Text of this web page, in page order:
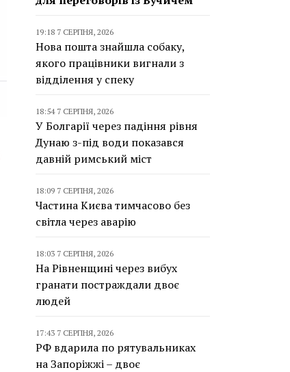
19:18 7 СЕРПНЯ, 2026
Нова пошта знайшла собаку,
якого працівники вигнали з
відділення у спеку
18:54 7 СЕРПНЯ, 2026
У Болгарії через падіння рівня
Дунаю з-під води показався
давній римський міст
18:09 7 СЕРПНЯ, 2026
Частина Києва тимчасово без
світла через аварію
18:03 7 СЕРПНЯ, 2026
На Рівненщині через вибух
гранати постраждали двоє
людей
17:43 7 СЕРПНЯ, 2026
РФ вдарила по рятувальниках
на Запоріжжі – двоє